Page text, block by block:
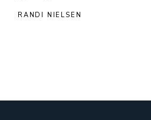
RANDI NIELSEN